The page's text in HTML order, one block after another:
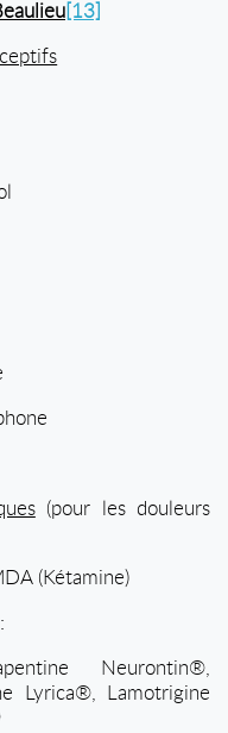
[13]
(pour les douleurs
(Kétamine)
Neurontin®,
Lyrica®, Lamotrigine